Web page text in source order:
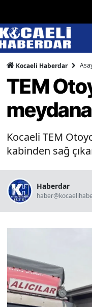
Kocaeli Haberdar
TEM
Kocaeli TEM
kabinden sağ
Haberdar